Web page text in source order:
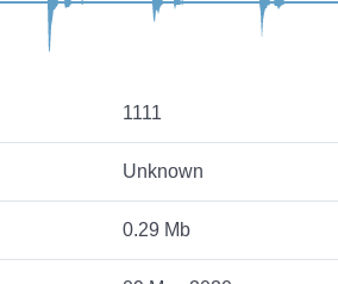
1111
Unknown
0.29 Mb